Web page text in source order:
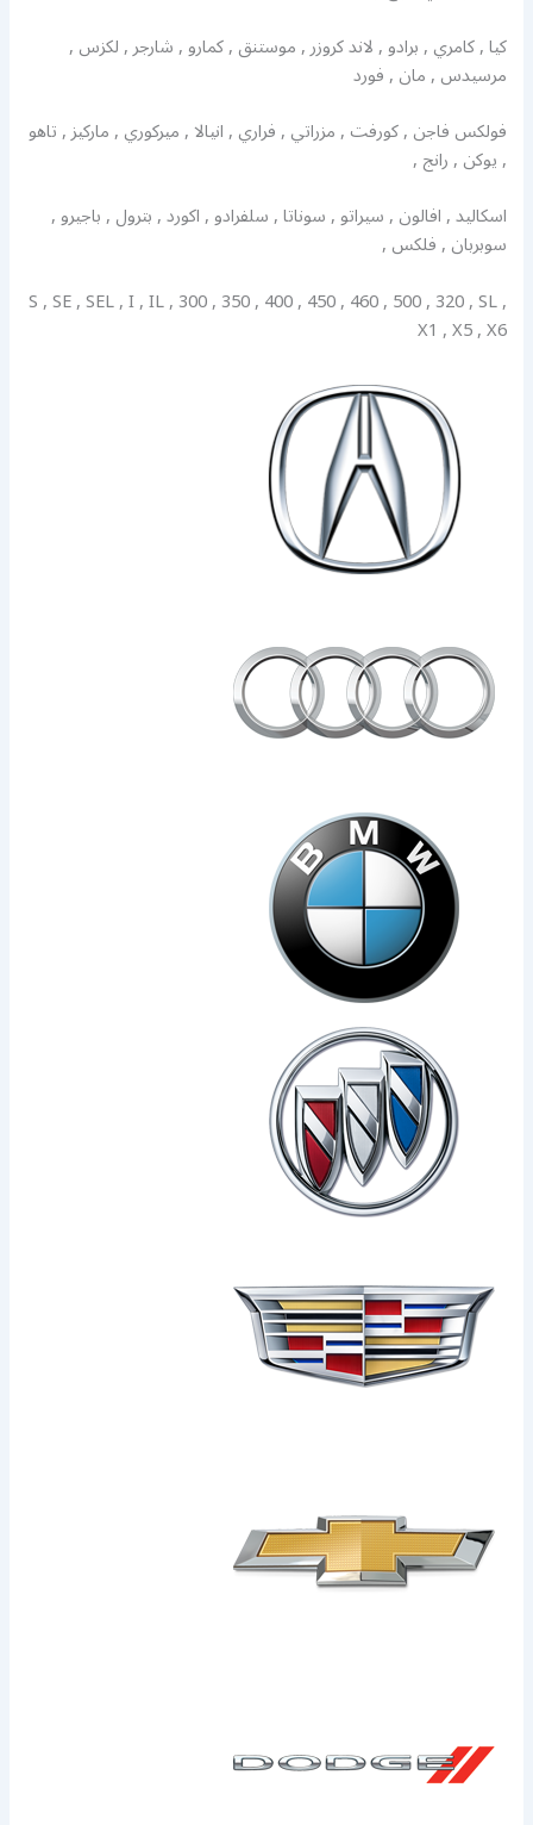
كيا , كامري , برادو , لاند كروزر , موستنق , كمارو , شارجر , لكزس ,
مرسيدس , مان , فورد
فولكس فاجن , كورفت , مزراتي , فراري , انيالا , ميركوري , ماركيز , تاهو
, يوكن , رانج ,
اسكاليد , افالون , سيراتو , سوناتا , سلفرادو , اكورد , بترول , باجيرو ,
سوبربان , فلكس ,
S , SE , SEL , I , IL , 300 , 350 , 400 , 450 , 460 , 500 , 320 , SL ,
X1 , X5 , X6